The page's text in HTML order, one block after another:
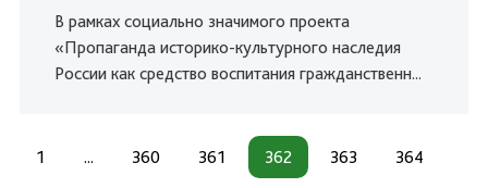
В рамках социально значимого проекта
«Пропаганда историко-культурного наследия
России как средство воспитания гражданственн...
1 ... 360 361 362 363 364